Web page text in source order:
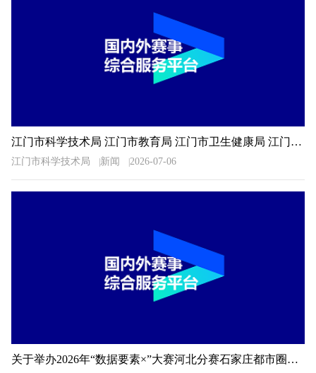
江门市科学技术局 江门市教育局 江门市卫生健康局 江门市科学技术协会关于公布2026年广东省科普讲解大赛江门选拔赛决赛入围选手名单的通知
江门市科学技术局 新闻 2026-07-06
关于举办2026年“数据要素×”大赛河北分赛石家庄都市圈地方赛的通知